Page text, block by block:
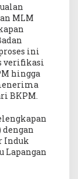
MLM
ini
verifikasi
hingga
BKPM.
Induk
Lapangan